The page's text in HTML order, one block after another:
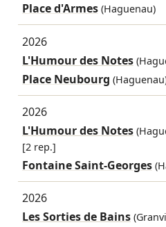
Place d'Armes (Haguenau)
2026
L'Humour des Notes
Place Neubourg
2026
L'Humour des Notes
[2 rep.]
Fontaine Saint-Georges
2026
Les Sorties de Bains